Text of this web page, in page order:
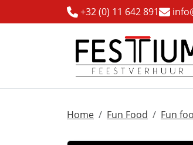
+32 (0) 11 642 891
Home Fun Food Fun